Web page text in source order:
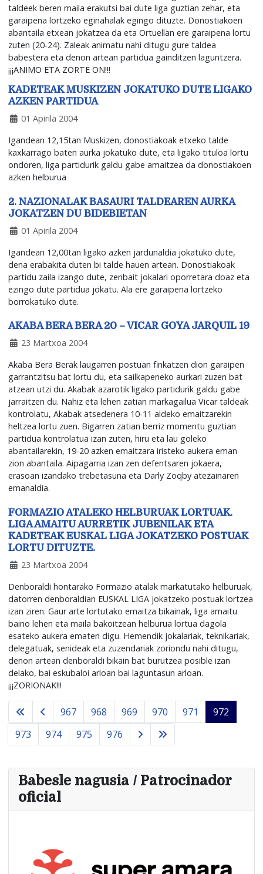
taldeek beren maila erakutsi bai dute liga guztian zehar, eta
garaipena lortzeko eginahalak egingo dituzte. Donostiakoen
abantaila etxean jokatzea da eta Ortuellan ere garaipena lortu
zuten (20-24). Zaleak animatu nahi ditugu gure taldea
babestera eta denon artean partidua gainditzen laguntzera.
¡¡¡ANIMO ETA ZORTE ON!!!
KADETEAK MUSKIZEN JOKATUKO DUTE LIGAKO
AZKEN PARTIDUA
01 Apirila 2004
Igandean 12,15tan Muskizen, donostiakoak etxeko talde
kaxkarrago baten aurka jokatuko dute, eta ligako tituloa lortu
ondoren, liga partidurik galdu gabe amaitzea da donostiakoen
azken helburua
2. NAZIONALAK BASAURI TALDEAREN AURKA
JOKATZEN DU BIDEBIETAN
01 Apirila 2004
Igandean 12,00tan ligako azken jardunaldia jokatuko dute,
dena erabakita duten bi talde hauen artean. Donostiakoak
partidu zaila izango dute, zenbait jokalari oporretara doaz eta
ezingo dute partidua jokatu. Ala ere garaipena lortzeko
borrokatuko dute.
AKABA BERA BERA 20 – VICAR GOYA JARQUIL 19
23 Martxoa 2004
Akaba Bera Berak laugarren postuan finkatzen dion garaipen
garrantzitsu bat lortu du, eta sailkapeneko aurkari zuzen bat
atzean utzi du. Akabak azarotik ligako partidurik galdu gabe
jarraitzen du. Nahiz eta lehen zatian markagailua Vicar taldeak
kontrolatu, Akabak atsedenera 10-11 aldeko emaitzarekin
heltzea lortu zuen. Bigarren zatian berriz momentu guztian
partidua kontrolatua izan zuten, hiru eta lau goleko
abantailarekin, 19-20 azken emaitzara iristeko aukera eman
zion abantaila. Aipagarria izan zen defentsaren jokaera,
erasoan izandako trebetasuna eta Darly Zoqby atezainaren
emanaldia.
FORMAZIO ATALEKO HELBURUAK LORTUAK.
LIGA AMAITU AURRETIK JUBENILAK ETA
KADETEAK EUSKAL LIGA JOKATZEKO POSTUAK
LORTU DITUZTE.
23 Martxoa 2004
Denboraldi hontarako Formazio atalak markatutako helburuak,
datorren denboraldian EUSKAL LIGA jokatzeko postuak lortzea
izan ziren. Gaur arte lortutako emaitza bikainak, liga amaitu
baino lehen eta maila bakoitzean helburua lortua dagola
esateko aukera ematen digu. Hemendik jokalariak, teknikariak,
delegatuak, senideak eta zuzendariak zoriondu nahi ditugu,
denon artean denboraldi bikain bat burutzea posible izan
delako, bai eskubaloi arloan bai laguntasun arloan.
¡¡¡ZORIONAK!!!
967 968 969 970 971
972
973
974 975 976
Babesle nagusia / Patrocinador
oficial